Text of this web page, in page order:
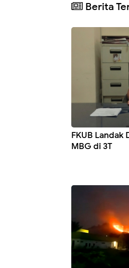
Berita
FKUB Landak
MBG di 3T